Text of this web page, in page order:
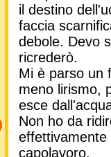
il destino
faccia
debole. Devo
ricrederò.
Mi è parso un
meno lirismo,
esce
Non ho da
effettivamente
capolavoro.